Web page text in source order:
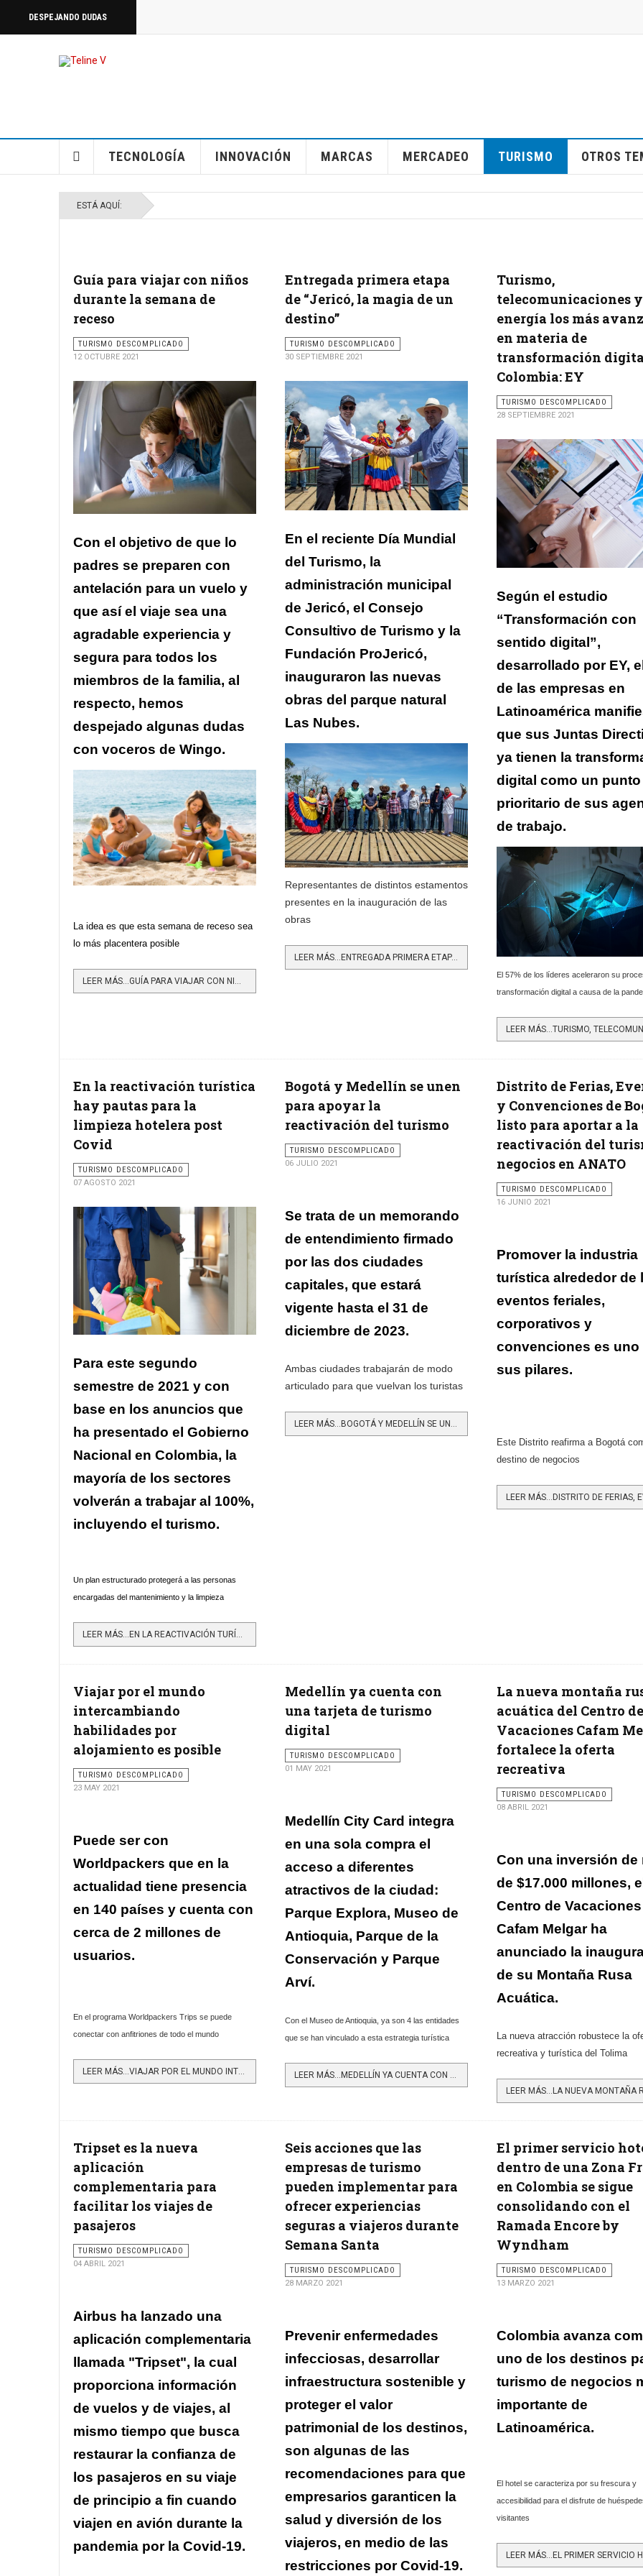
DESPEJANDO DUDAS
TECNOLOGÍA INNOVACIÓN MARCAS MERCADEO TURISMO OTROS
ESTÁ AQUÍ:
Guía para viajar con niños
durante la semana de
receso
TURISMO DESCOMPLICADO
12 OCTUBRE 2021
Con el objetivo de que lo
padres se preparen con
antelación para un vuelo y
que así el viaje sea una
agradable experiencia y
segura para todos los
miembros de la familia, al
respecto, hemos
despejado algunas dudas
con voceros de Wingo.
La idea es que esta semana de receso sea
lo más placentera posible
LEER MÁS…GUÍA PARA VIAJAR CON NIÑOS DURANTE LA SEMANA DE RECESO
Entregada primera etapa
de “Jericó, la magia de un
destino”
TURISMO DESCOMPLICADO
30 SEPTIEMBRE 2021
En el reciente Día Mundial
del Turismo, la
administración municipal
de Jericó, el Consejo
Consultivo de Turismo y la
Fundación ProJericó,
inauguraron las nuevas
obras del parque natural
Las Nubes.
Representantes de distintos estamentos
presentes en la inauguración de las
obras
LEER MÁS…ENTREGADA PRIMERA ETAPA DE “JERICÓ, LA MAGIA DE UN DESTINO”
Turismo,
telecomunicaciones y
energía los más
en materia de
transformación
Colombia: EY
TURISMO DESCOMPLICADO
28 SEPTIEMBRE 2021
Según el estudio
“Transformación con
sentido digital”,
desarrollado por EY,
de las empresas en
Latinoamérica
que sus Juntas
ya tienen la
digital como un punto
prioritario de sus
de trabajo.
El 57% de los líderes aceleraron su
transformación digital a causa de la
En la reactivación turística
hay pautas para la
limpieza hotelera post
Covid
TURISMO DESCOMPLICADO
07 AGOSTO 2021
Para este segundo
semestre de 2021 y con
base en los anuncios que
ha presentado el Gobierno
Nacional en Colombia, la
mayoría de los sectores
volverán a trabajar al 100%,
incluyendo el turismo.
Un plan estructurado protegerá a las personas
encargadas del mantenimiento y la limpieza
LEER MÁS…EN LA REACTIVACIÓN TURÍSTICA HAY PAUTAS PARA LA LIMPIEZA HOTELERA POST COVID
Bogotá y Medellín se unen
para apoyar la
reactivación del turismo
TURISMO DESCOMPLICADO
06 JULIO 2021
Se trata de un memorando
de entendimiento firmado
por las dos ciudades
capitales, que estará
vigente hasta el 31 de
diciembre de 2023.
Ambas ciudades trabajarán de modo
articulado para que vuelvan los turistas
LEER MÁS…BOGOTÁ Y MEDELLÍN SE UNEN PARA APOYAR LA REACTIVACIÓN DEL TURISMO
Distrito de Ferias,
y Convenciones de
listo para aportar a la
reactivación del
negocios en ANATO
TURISMO DESCOMPLICADO
16 JUNIO 2021
Promover la industria
turística alrededor de
eventos feriales,
corporativos y
convenciones es uno
sus pilares.
Este Distrito reafirma a Bogotá
destino de negocios
Viajar por el mundo
intercambiando
habilidades por
alojamiento es posible
TURISMO DESCOMPLICADO
23 MAY 2021
Puede ser con
Worldpackers que en la
actualidad tiene presencia
en 140 países y cuenta con
cerca de 2 millones de
usuarios.
En el programa Worldpackers Trips se puede
conectar con anfitriones de todo el mundo
LEER MÁS…VIAJAR POR EL MUNDO INTERCAMBIANDO HABILIDADES POR ALOJAMIENTO ES POSIBLE
Medellín ya cuenta con
una tarjeta de turismo
digital
TURISMO DESCOMPLICADO
01 MAY 2021
Medellín City Card integra
en una sola compra el
acceso a diferentes
atractivos de la ciudad:
Parque Explora, Museo de
Antioquia, Parque de la
Conservación y Parque
Arví.
Con el Museo de Antioquia, ya son 4 las entidades
que se han vinculado a esta estrategia turística
LEER MÁS…MEDELLÍN YA CUENTA CON UNA TARJETA DE TURISMO DIGITAL
La nueva montaña
acuática del Centro de
Vacaciones Cafam
fortalece la oferta
recreativa
TURISMO DESCOMPLICADO
08 ABRIL 2021
Con una inversión de
de $17.000 millones, el
Centro de Vacaciones
Cafam Melgar ha
anunciado la
de su Montaña Rusa
Acuática.
La nueva atracción robustece la
recreativa y turística del Tolima
Tripset es la nueva
aplicación
complementaria para
facilitar los viajes de
pasajeros
TURISMO DESCOMPLICADO
04 ABRIL 2021
Airbus ha lanzado una
aplicación complementaria
llamada "Tripset", la cual
proporciona información
de vuelos y de viajes, al
mismo tiempo que busca
restaurar la confianza de
los pasajeros en su viaje
de principio a fin cuando
viajen en avión durante la
pandemia por la Covid-19.
Seis acciones que las
empresas de turismo
pueden implementar para
ofrecer experiencias
seguras a viajeros durante
Semana Santa
TURISMO DESCOMPLICADO
28 MARZO 2021
Prevenir enfermedades
infecciosas, desarrollar
infraestructura sostenible y
proteger el valor
patrimonial de los destinos,
son algunas de las
recomendaciones para que
empresarios garanticen la
salud y diversión de los
viajeros, en medio de las
restricciones por Covid-19.
El primer servicio
dentro de una Zona
en Colombia se sigue
consolidando con el
Ramada Encore by
Wyndham
TURISMO DESCOMPLICADO
13 MARZO 2021
Colombia avanza
uno de los destinos
turismo de negocios
importante de
Latinoamérica.
El hotel se caracteriza por su frescura y
accesibilidad para el disfrute de
visitantes